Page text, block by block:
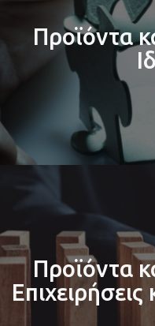
Προϊόντα
Προϊόντα